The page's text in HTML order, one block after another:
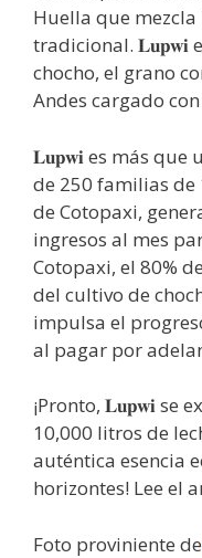
Huella que
tradicional. 𝐋𝐮𝐩𝐰𝐢
chocho, el grano
Andes cargado
𝐋𝐮𝐩𝐰𝐢 es más que
de 250 familias
de Cotopaxi,
ingresos al mes
Cotopaxi, el 80%
del cultivo de
impulsa el
al pagar por
¡Pronto, 𝐋𝐮𝐩𝐰𝐢 se
10,000 litros de
auténtica esencia
horizontes! Lee el
Foto proviniente de